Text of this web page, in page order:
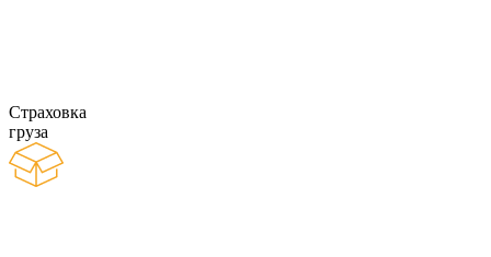
Страховка
груза